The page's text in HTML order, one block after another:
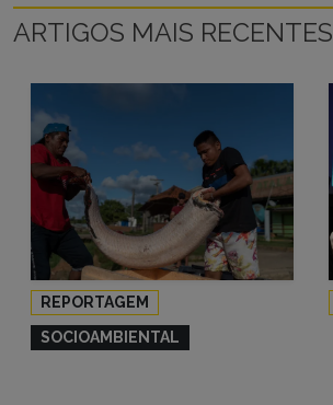
ARTIGOS MAIS RECENTES
REPORTAGEM
SOCIOAMBIENTAL